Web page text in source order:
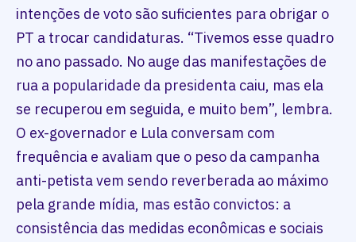
intenções de voto são suficientes para obrigar o
PT a trocar candidaturas. “Tivemos esse quadro
no ano passado. No auge das manifestações de
rua a popularidade da presidenta caiu, mas ela
se recuperou em seguida, e muito bem”, lembra.
O ex-governador e Lula conversam com
frequência e avaliam que o peso da campanha
anti-petista vem sendo reverberada ao máximo
pela grande mídia, mas estão convictos: a
consistência das medidas econômicas e sociais